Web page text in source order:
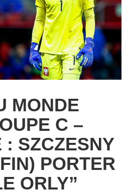
MONDE
C –
: SZCZESNY
PORTER
ORLY”